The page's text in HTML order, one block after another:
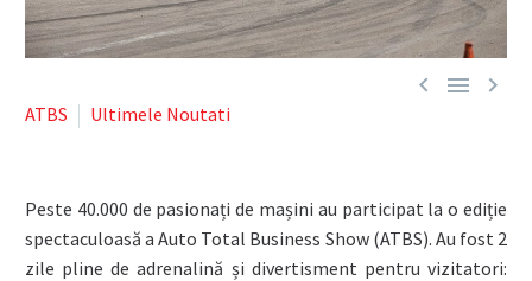
  
ATBS Ultimele Noutati
Peste 40.000 de pasionați de mașini au participat la o ediție
spectaculoasă a Auto Total Business Show (ATBS). Au fost 2
zile pline de adrenalină și divertisment pentru vizitatori: